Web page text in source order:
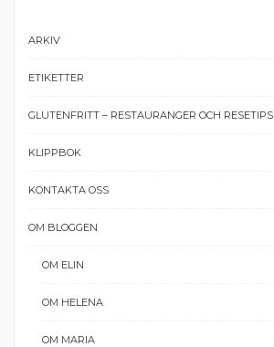
ARKIV
ETIKETTER
GLUTENFRITT – RESTAURANGER OCH RESETIPS
KLIPPBOK
KONTAKTA OSS
OM BLOGGEN
OM ELIN
OM HELENA
OM MARIA